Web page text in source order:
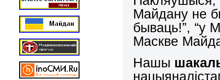
Майдану не
бываць!”, “у
Маскве
Нашы